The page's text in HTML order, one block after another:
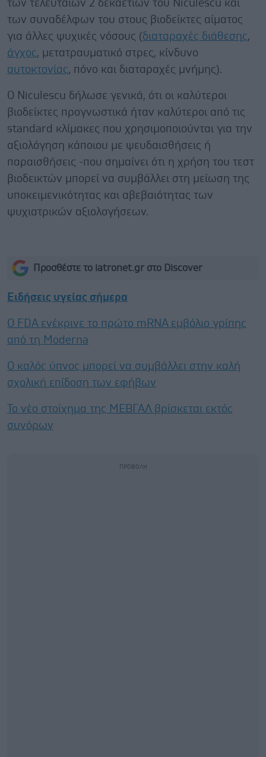
των τελευταίων 2 δεκαετιών του Niculescu και
των συναδέλφων του στους βιοδείκτες αίματος
για άλλες ψυχικές νόσους (διαταραχές διάθεσης,
άγχος, μετατραυματικό στρες, κίνδυνο
αυτοκτονίας, πόνο και διαταραχές μνήμης).
Ο Niculescu δήλωσε γενικά, ότι οι καλύτεροι
βιοδείκτες προγνωστικά ήταν καλύτεροι από τις
standard κλίμακες που χρησιμοποιούνται για την
αξιολόγηση κάποιου με ψευδαισθήσεις ή
παραισθήσεις -που σημαίνει ότι η χρήση του τεστ
βιοδεικτών μπορεί να συμβάλλει στη μείωση της
υποκειμενικότητας και αβεβαιότητας των
ψυχιατρικών αξιολογήσεων.
Προσθέστε το iatronet.gr στο Discover
Ειδήσεις υγείας σήμερα
Ο FDA ενέκρινε το πρώτο mRNA εμβόλιο γρίπης
από τη Moderna
Ο καλός ύπνος μπορεί να συμβάλλει στην καλή
σχολική επίδοση των εφήβων
Το νέο στοίχημα της ΜΕΒΓΑΛ βρίσκεται εκτός
συνόρων